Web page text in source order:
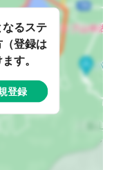
なるステ
登録は
す。
登録